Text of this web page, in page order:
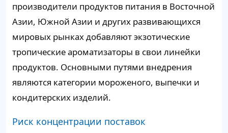
производители продуктов питания в Восточной
Азии, Южной Азии и других развивающихся
мировых рынках добавляют экзотические
тропические ароматизаторы в свои линейки
продуктов. Основными путями внедрения
являются категории мороженого, выпечки и
кондитерских изделий.
Риск концентрации поставок